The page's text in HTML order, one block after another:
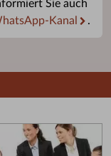
Sie auch
Kanal .